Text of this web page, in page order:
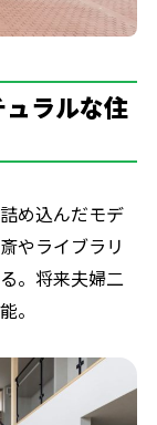
ラルな住
め込んだモデ
やライブラリ
。将来夫婦二
。